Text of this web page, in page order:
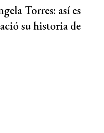
Torres: así es
su historia de